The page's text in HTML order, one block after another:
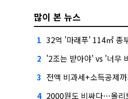
많이 본 뉴스
1 32억 '마래푸' 114㎡ 종부세, 실
2 '2조는 받아야' vs '너무 비싸다
3 전액 비과세+소득공제
4 2000원도 비싸다…올리브영, 다이